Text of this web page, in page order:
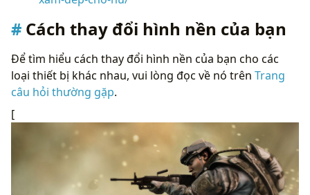
Cách thay đổi hình nền của bạn
Để tìm hiểu cách thay đổi hình nền của bạn cho các
loại thiết bị khác nhau, vui lòng đọc về nó trên Trang
câu hỏi thường gặp.
[